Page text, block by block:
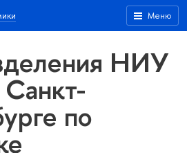
Меню
НИУ
по